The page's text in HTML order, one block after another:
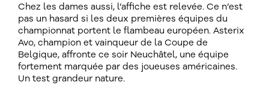
Chez les dames aussi, l’affiche est relevée. Ce n’est
pas un hasard si les deux premières équipes du
championnat portent le flambeau européen. Asterix
Avo, champion et vainqueur de la Coupe de
Belgique, affronte ce soir Neuchâtel, une équipe
fortement marquée par des joueuses américaines.
Un test grandeur nature.